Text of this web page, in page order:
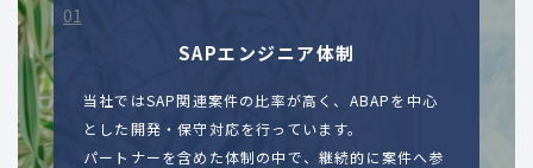
SAPエンジニア体制
当社ではSAP関連案件の比率が高く、ABAPを中心
とした開発・保守対応を行っています。
パートナーを含めた体制の中で、継続的に案件へ参